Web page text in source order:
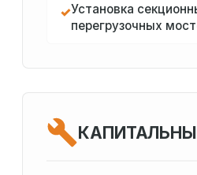
✓Установка
перегрузочных